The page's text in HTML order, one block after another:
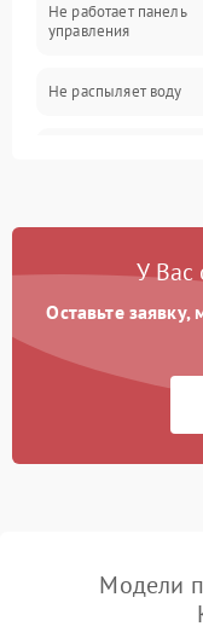
Гигиена
Программное
Не работает панель
управления
Не распыляет воду
Проблемы с набором
Не работает сушилка
Сбои в работе
У Вас
Оставьте
Модели